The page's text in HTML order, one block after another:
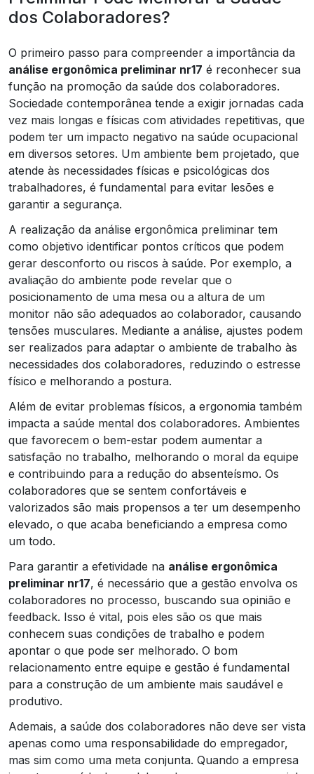
dos Colaboradores?
O primeiro passo para compreender a importância da
análise ergonômica preliminar nr17 é reconhecer sua
função na promoção da saúde dos colaboradores.
Sociedade contemporânea tende a exigir jornadas cada
vez mais longas e físicas com atividades repetitivas, que
podem ter um impacto negativo na saúde ocupacional
em diversos setores. Um ambiente bem projetado, que
atende às necessidades físicas e psicológicas dos
trabalhadores, é fundamental para evitar lesões e
garantir a segurança.
A realização da análise ergonômica preliminar tem
como objetivo identificar pontos críticos que podem
gerar desconforto ou riscos à saúde. Por exemplo, a
avaliação do ambiente pode revelar que o
posicionamento de uma mesa ou a altura de um
monitor não são adequados ao colaborador, causando
tensões musculares. Mediante a análise, ajustes podem
ser realizados para adaptar o ambiente de trabalho às
necessidades dos colaboradores, reduzindo o estresse
físico e melhorando a postura.
Além de evitar problemas físicos, a ergonomia também
impacta a saúde mental dos colaboradores. Ambientes
que favorecem o bem-estar podem aumentar a
satisfação no trabalho, melhorando o moral da equipe
e contribuindo para a redução do absenteísmo. Os
colaboradores que se sentem confortáveis e
valorizados são mais propensos a ter um desempenho
elevado, o que acaba beneficiando a empresa como
um todo.
Para garantir a efetividade na análise ergonômica
preliminar nr17, é necessário que a gestão envolva os
colaboradores no processo, buscando sua opinião e
feedback. Isso é vital, pois eles são os que mais
conhecem suas condições de trabalho e podem
apontar o que pode ser melhorado. O bom
relacionamento entre equipe e gestão é fundamental
para a construção de um ambiente mais saudável e
produtivo.
Ademais, a saúde dos colaboradores não deve ser vista
apenas como uma responsabilidade do empregador,
mas sim como uma meta conjunta. Quando a empresa